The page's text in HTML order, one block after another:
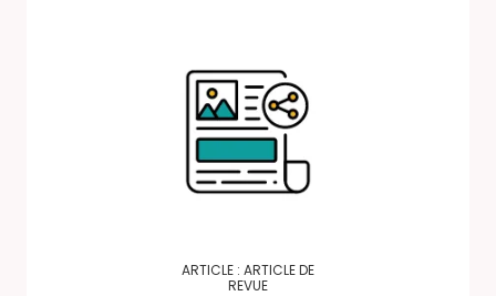
ARTICLE : ARTICLE DE
REVUE